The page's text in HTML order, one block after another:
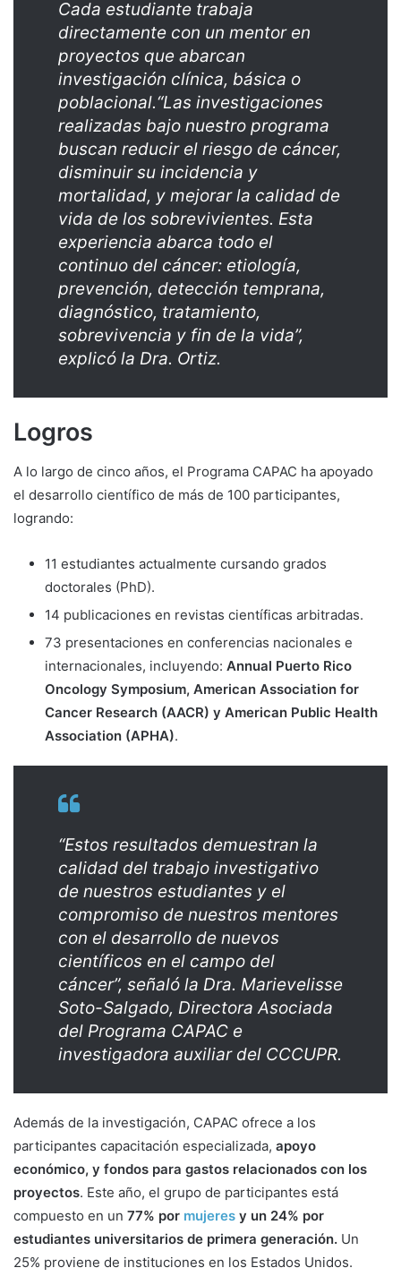
Cada estudiante trabaja
directamente con un mentor en
proyectos que abarcan
investigación clínica, básica o
poblacional.“Las investigaciones
realizadas bajo nuestro programa
buscan reducir el riesgo de cáncer,
disminuir su incidencia y
mortalidad, y mejorar la calidad de
vida de los sobrevivientes. Esta
experiencia abarca todo el
continuo del cáncer: etiología,
prevención, detección temprana,
diagnóstico, tratamiento,
sobrevivencia y fin de la vida”,
explicó la Dra. Ortiz.
Logros
A lo largo de cinco años, el Programa CAPAC ha apoyado
el desarrollo científico de más de 100 participantes,
logrando:
11 estudiantes actualmente cursando grados
doctorales (PhD).
14 publicaciones en revistas científicas arbitradas.
73 presentaciones en conferencias nacionales e
internacionales, incluyendo: Annual Puerto Rico
Oncology Symposium, American Association for
Cancer Research (AACR) y American Public Health
Association (APHA).
“Estos resultados demuestran la
calidad del trabajo investigativo
de nuestros estudiantes y el
compromiso de nuestros mentores
con el desarrollo de nuevos
científicos en el campo del
cáncer”, señaló la Dra. Marievelisse
Soto-Salgado, Directora Asociada
del Programa CAPAC e
investigadora auxiliar del CCCUPR.
Además de la investigación, CAPAC ofrece a los
participantes capacitación especializada, apoyo
económico, y fondos para gastos relacionados con los
proyectos. Este año, el grupo de participantes está
compuesto en un 77% por mujeres y un 24% por
estudiantes universitarios de primera generación. Un
25% proviene de instituciones en los Estados Unidos.